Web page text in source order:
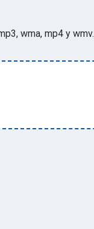
wma, mp4 y wmv.